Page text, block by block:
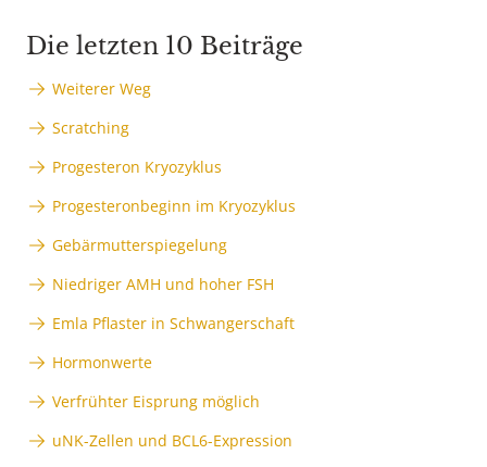
Die letzten 10 Beiträge
Weiterer Weg
Scratching
Progesteron Kryozyklus
Progesteronbeginn im Kryozyklus
Gebärmutterspiegelung
Niedriger AMH und hoher FSH
Emla Pflaster in Schwangerschaft
Hormonwerte
Verfrühter Eisprung möglich
uNK-Zellen und BCL6-Expression